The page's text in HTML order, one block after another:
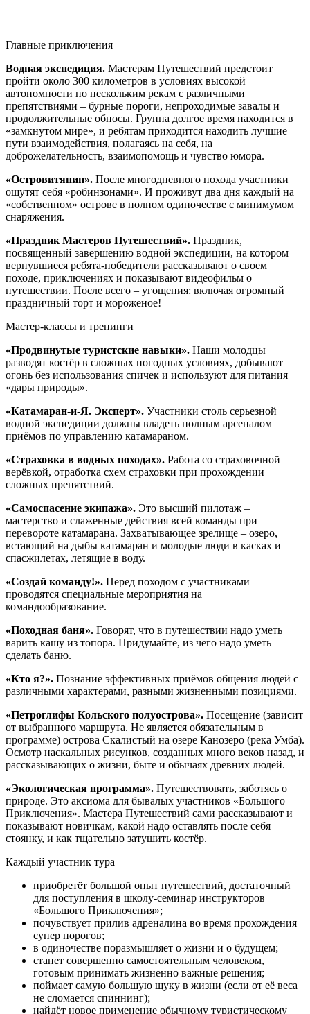
Главные приключения
Водная экспедиция. Мастерам Путешествий предстоит
пройти около 300 километров в условиях высокой
автономности по нескольким рекам с различными
препятствиями – бурные пороги, непроходимые завалы и
продолжительные обносы. Группа долгое время находится в
«замкнутом мире», и ребятам приходится находить лучшие
пути взаимодействия, полагаясь на себя, на
доброжелательность, взаимопомощь и чувство юмора.
«Островитянин». После многодневного похода участники
ощутят себя «робинзонами». И проживут два дня каждый на
«собственном» острове в полном одиночестве с минимумом
снаряжения.
«Праздник Мастеров Путешествий». Праздник,
посвященный завершению водной экспедиции, на котором
вернувшиеся ребята-победители рассказывают о своем
походе, приключениях и показывают видеофильм о
путешествии. После всего – угощения: включая огромный
праздничный торт и мороженое!
Мастер-классы и тренинги
«Продвинутые туристские навыки». Наши молодцы
разводят костёр в сложных погодных условиях, добывают
огонь без использования спичек и используют для питания
«дары природы».
«Катамаран-и-Я. Эксперт». Участники столь серьезной
водной экспедиции должны владеть полным арсеналом
приёмов по управлению катамараном.
«Страховка в водных походах». Работа со страховочной
верёвкой, отработка схем страховки при прохождении
сложных препятствий.
«Самоспасение экипажа». Это высший пилотаж –
мастерство и слаженные действия всей команды при
перевороте катамарана. Захватывающее зрелище – озеро,
встающий на дыбы катамаран и молодые люди в касках и
спасжилетах, летящие в воду.
«Создай команду!». Перед походом с участниками
проводятся специальные мероприятия на
командообразование.
«Походная баня». Говорят, что в путешествии надо уметь
варить кашу из топора. Придумайте, из чего надо уметь
сделать баню.
«Кто я?». Познание эффективных приёмов общения людей с
различными характерами, разными жизненными позициями.
«Петроглифы Кольского полуострова». Посещение (зависит
от выбранного маршрута. Не является обязательным в
программе) острова Скалистый на озере Канозеро (река Умба).
Осмотр наскальных рисунков, созданных много веков назад, и
рассказывающих о жизни, быте и обычаях древних людей.
«Экологическая программа». Путешествовать, заботясь о
природе. Это аксиома для бывалых участников «Большого
Приключения». Мастера Путешествий сами рассказывают и
показывают новичкам, какой надо оставлять после себя
стоянку, и как тщательно затушить костёр.
Каждый участник тура
приобретёт большой опыт путешествий, достаточный
для поступления в школу-семинар инструкторов
«Большого Приключения»;
почувствует прилив адреналина во время прохождения
супер порогов;
в одиночестве поразмышляет о жизни и о будущем;
станет совершенно самостоятельным человеком,
готовым принимать жизненно важные решения;
поймает самую большую щуку в жизни (если от её веса
не сломается спиннинг);
найдёт новое применение обычному туристическому